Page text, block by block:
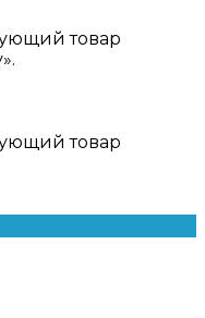
товар
товар